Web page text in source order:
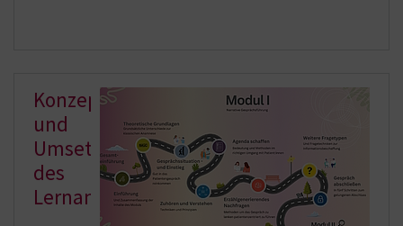
Konzeption
und
Umsetzung
des
Lernangebots